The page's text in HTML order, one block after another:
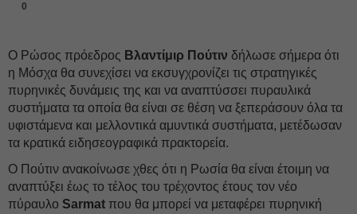
0
Ο Ρώσος πρόεδρος Βλαντίμιρ Πούτιν δήλωσε σήμερα ότι
η Μόσχα θα συνεχίσει να εκσυγχρονίζει τις στρατηγικές
πυρηνικές δυνάμεις της και να αναπτύσσει πυραυλικά
συστήματα τα οποία θα είναι σε θέση να ξεπεράσουν όλα τα
υφιστάμενα και μελλοντικά αμυντικά συστήματα, μετέδωσαν
τα κρατικά ειδησεογραφικά πρακτορεία.
Ο Πούτιν ανακοίνωσε χθες ότι η Ρωσία θα είναι έτοιμη να
αναπτύξει έως το τέλος του τρέχοντος έτους τον νέο
πύραυλο Sarmat που θα μπορεί να μεταφέρει πυρηνική